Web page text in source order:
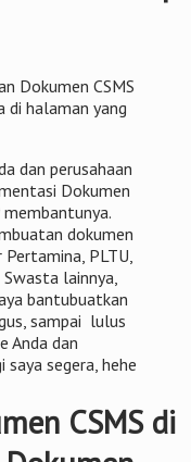
Dokumen CSMS
di halaman yang
dan perusahaan
Dokumen
membantunya.
dokumen
PLTU,
lainnya,
bantubuatkan
sampai lulus
Anda dan
saya segera, hehe
CSMS di